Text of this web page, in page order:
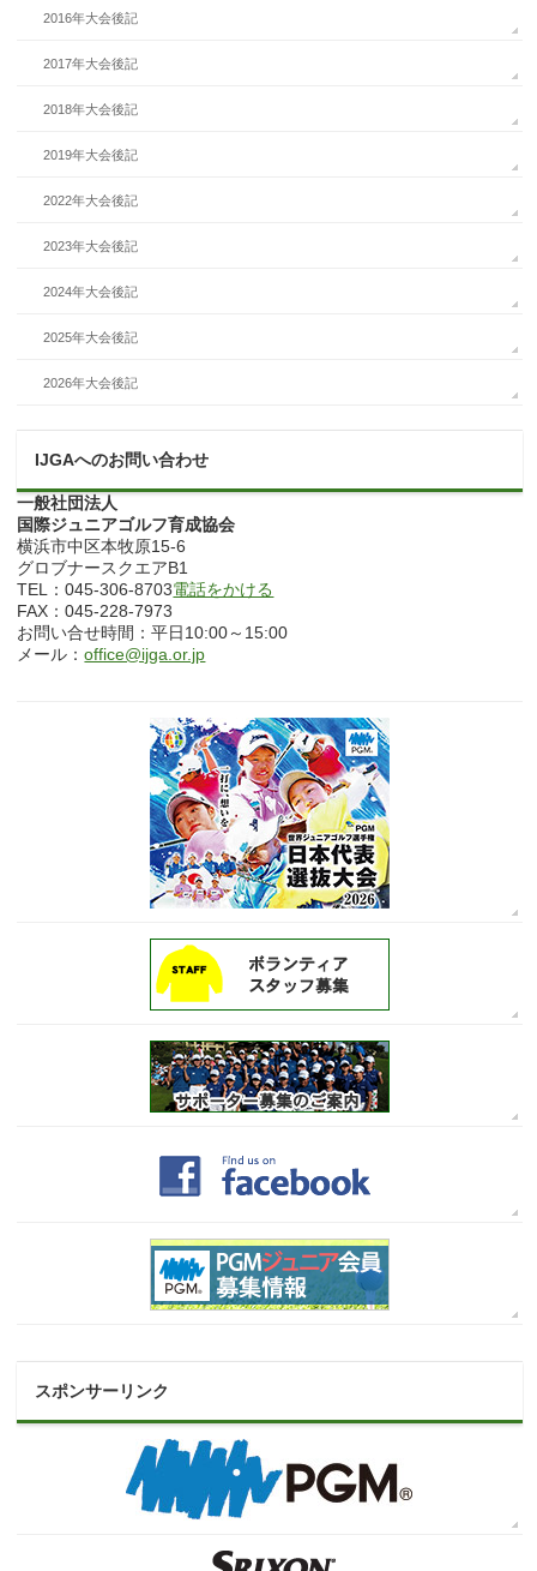
2016年大会後記
2017年大会後記
2018年大会後記
2019年大会後記
2022年大会後記
2023年大会後記
2024年大会後記
2025年大会後記
2026年大会後記
IJGAへのお問い合わせ
一般社団法人
国際ジュニアゴルフ育成協会
横浜市中区本牧原15-6
グロブナースクエアB1
TEL：045-306-8703電話をかける
FAX：045-228-7973
お問い合せ時間：平日10:00～15:00
メール：office@ijga.or.jp
スポンサーリンク